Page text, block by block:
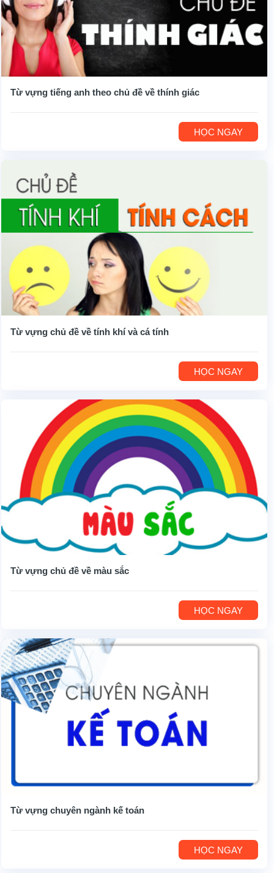
Từ vựng tiếng anh theo chủ đề về thính giác
HỌC NGAY
Từ vựng chủ đề về tính khí và cá tính
HỌC NGAY
Từ vựng chủ đề về màu sắc
HỌC NGAY
Từ vựng chuyên ngành kế toán
HỌC NGAY